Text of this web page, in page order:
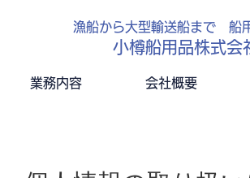
漁船から大型輸送船まで 船
​小樽船用品株式会
業務内容 会社概要